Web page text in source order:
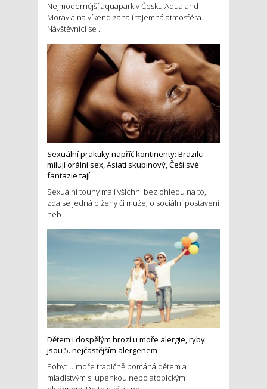
Nejmodernější aquapark v Česku Aqualand
Moravia na víkend zahalí tajemná atmosféra.
Návštěvníci se ...
Sexuální praktiky napříč kontinenty: Brazilci
milují orální sex, Asiati skupinový, Češi své
fantazie tají
Sexuální touhy mají všichni bez ohledu na to,
zda se jedná o ženy či muže, o sociální postavení
neb...
Dětem i dospělým hrozí u moře alergie, ryby
jsou 5. nejčastějším alergenem
Pobyt u moře tradičně pomáhá dětem a
mladistvým s lupénkou nebo atopickým